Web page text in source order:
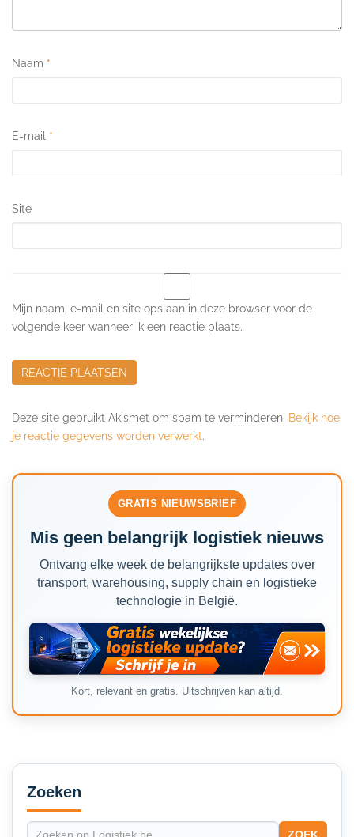
Naam *
E-mail *
Site
Mijn naam, e-mail en site opslaan in deze browser voor de
volgende keer wanneer ik een reactie plaats.
Deze site gebruikt Akismet om spam te verminderen. Bekijk hoe
je reactie gegevens worden verwerkt.
GRATIS NIEUWSBRIEF
Mis geen belangrijk logistiek nieuws
Ontvang elke week de belangrijkste updates over
transport, warehousing, supply chain en logistieke
technologie in België.
Kort, relevant en gratis. Uitschrijven kan altijd.
Secondary
Sidebar
Zoeken